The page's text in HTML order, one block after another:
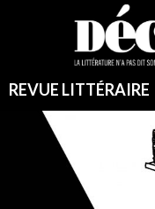
REVUE LITTÉRAIRE
CONTENU